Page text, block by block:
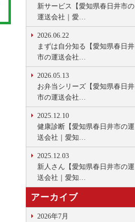
新サービス【愛知県春日井市の
運送会社｜愛…
2026.06.22
まずは自分知る【愛知県春日井
市の運送会社…
2026.05.13
お弁当シリーズ【愛知県春日井
市の運送会社…
2025.12.10
健康診断【愛知県春日井市の運
送会社｜愛知…
2025.12.03
新人さん【愛知県春日井市の運
送会社｜愛知…
アーカイブ
2026年7月